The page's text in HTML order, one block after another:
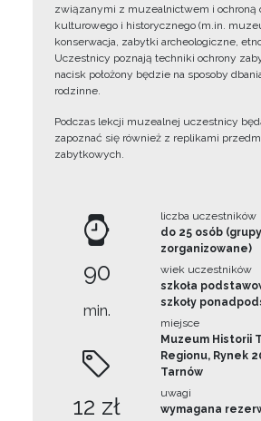
związanymi z muzealnictwem i ochroną
kulturowego i historycznego (m.in.
konserwacja, zabytki archeologiczne,
Uczestnicy poznają techniki ochrony
nacisk położony będzie na sposoby
rodzinne.
Podczas lekcji muzealnej uczestnicy
zapoznać się również z replikami
zabytkowych.
90
min.
12 zł
liczba uczestników
do 25 osób (grupy
zorganizowane)
wiek uczestników
szkoła
szkoły
miejsce
Muzeum Historii
Regionu, Rynek
Tarnów
uwagi
wymagana